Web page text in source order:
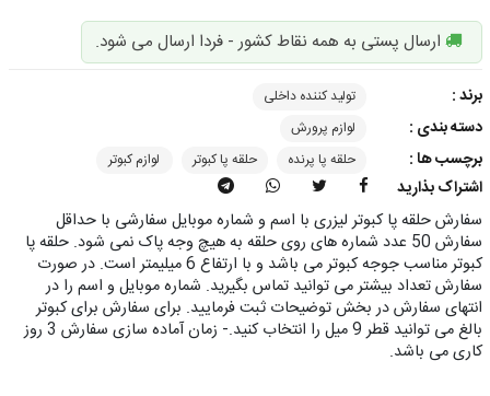
ارسال پستی به همه نقاط کشور - فردا ارسال می شود.
برند : تولید کننده داخلی
دسته بندی : لوازم پرورش
برچسب ها : حلقه پا پرنده حلقه پا کبوتر لوازم کبوتر
اشتراک بذارید
سفارش حلقه پا کبوتر لیزری با اسم و شماره موبایل سفارشی با حداقل
سفارش 50 عدد شماره های روی حلقه به هیچ وجه پاک نمی شود. حلقه پا
کبوتر مناسب جوجه کبوتر می باشد و با ارتفاع 6 میلیمتر است. در صورت
سفارش تعداد بیشتر می توانید تماس بگیرید. شماره موبایل و اسم را در
انتهای سفارش در بخش توضیحات ثبت فرمایید. برای سفارش برای کبوتر
بالغ می توانید قطر 9 میل را انتخاب کنید.- زمان آماده سازی سفارش 3 روز
کاری می باشد.